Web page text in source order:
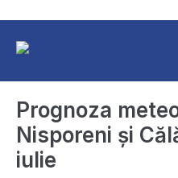
content
Prognoza
Nisporeni și
iulie